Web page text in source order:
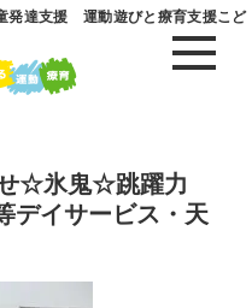
発達支援 運動遊びと療育支援こど
☆氷鬼☆跳躍力
デイサービス・天